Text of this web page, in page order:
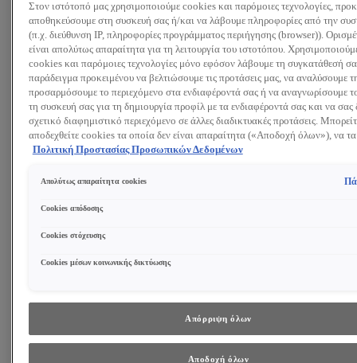
Αναζητώ:
Προϊόντα
Συμβουλές και Τάσεις
Περιποίηση Προσώπου
Κρέμα ημέρας
Κρέμα νύχτας
Κρέμα ματιών
Ορός προσώπου
Μάσκα Προσώπου
Καθαρισμός Προσώπου
Τονωτική λοσιόν
Ντεμακιγιάζ
ΔΕΙΤΕ ΟΛΑ ΤΑ ΠΡΟΪΟΝΤΑ
Γλυκολικό Οξύ
ΔΕΙΤΕ ΟΛΑ ΤΑ ΣΥΣΤΑΤΙΚΑ
Στον ιστότοπό μας χρησιμοποιούμε cookies και παρόμοιες τεχνολογίες,
αποθηκεύσουμε στη συσκευή σας ή/και να λάβουμε πληροφορίες από την
(π.χ. διεύθυνση IP, πληροφορίες προγράμματος περιήγησης (browser)).
είναι απολύτως απαραίτητα για τη λειτουργία του ιστοτόπου.
cookies και παρόμοιες τεχνολογίες μόνο εφόσον λάβουμε τη συγκατάθεσή
παράδειγμα προκειμένου να βελτιώσουμε τις προτάσεις μας, να αναλύσουμε
προσαρμόσουμε το περιεχόμενο στα ενδιαφέροντά σας ή να αναγνωρίσουμε
τη συσκευή σας για τη δημιουργία προφίλ με τα ενδιαφέροντά σας και να σας
σχετικό διαφημιστικό περιεχόμενο σε άλλες διαδικτυακές προτάσεις.
αποδεχθείτε cookies τα οποία δεν είναι απαραίτητα («Αποδοχή όλων»), να τα
(«Απόρριψη όλων») ή να ρυθμίσετε και να αποθηκεύσετε τις επιλογές σας
επιλογές σας (επιλέγοντας το link «Ρυθμίσεις για τα cookies»). Περισσότερες
Πολιτική Προστασίας Προσωπικών Δεδομένων
Απολύτως απαραίτητα cookies
Cookies απόδοσης
Cookies στόχευσης
Cookies μέσων κοινωνικής δικτύωσης
Απόρριψη όλων
Αποδοχή όλων